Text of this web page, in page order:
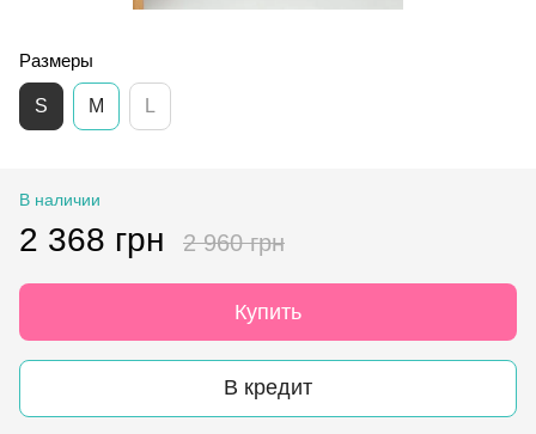
Размеры
S M L
В наличии
2 368 грн 2 960 грн
Купить
В кредит